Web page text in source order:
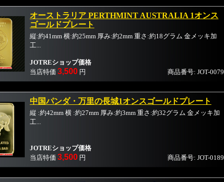
商品番号: JOT-0079
オーストラリア PERTHMINT AUSTRALIA 1オンス
ゴールドプレート
縦:約41mm 横:約25mm 厚み:約2mm 重さ:約18グラム 金メッキ加
工...
JOTREショップ価格
当店特価 3,500 円
商品番号: JOT-0189
中国パンダ・万里の長城1オンスゴールドプレート
縦 :約42mm 横 :約27mm 厚み:約3mm 重さ:約32グラム 金メッキ加
工...
JOTREショップ価格
当店特価 3,500 円